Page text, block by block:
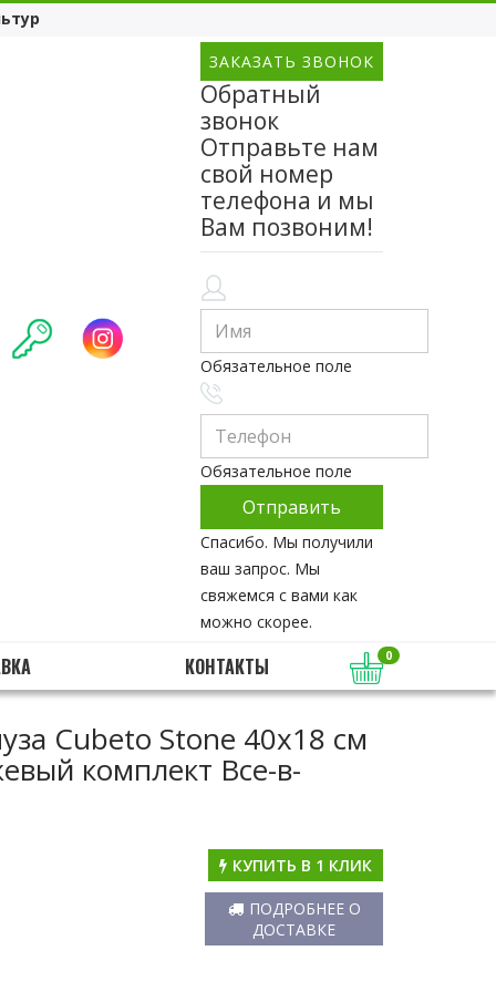
ЗАКАЗАТЬ ЗВОНОК
Обратный
звонок
Отправьте нам
свой номер
телефона и мы
Вам позвоним!
Обязательное поле
Обязательное поле
Спасибо. Мы получили
ваш запрос. Мы
свяжемся с вами как
можно скорее.
КОНТАКТЫ 0
Cubeto Stone 40х18 см
комплект Все-в-
КУПИТЬ В 1 КЛИК
ПОДРОБНЕЕ О
ДОСТАВКЕ